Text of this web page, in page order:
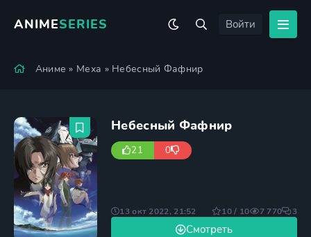
ANIMESERIES Войти
Аниме » Меха » Небесный Фафнир
Небесный Фафнир
21 0
Смотреть
13 окт 2022, 21:52 10 / 10 7 770 3